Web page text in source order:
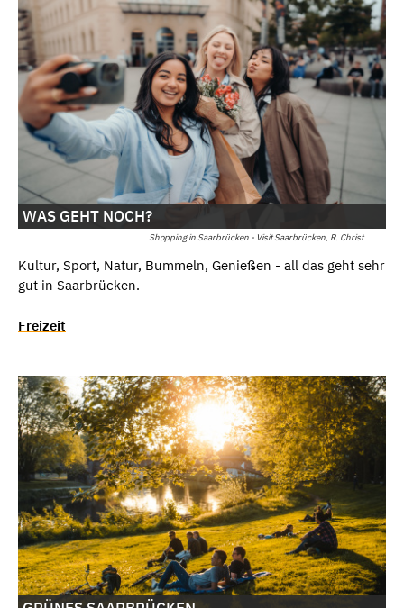
Shopping in Saarbrücken - Visit Saarbrücken, R. Christ
WAS GEHT NOCH?
Kultur, Sport, Natur, Bummeln, Genießen - all das geht sehr
gut in Saarbrücken.
Freizeit